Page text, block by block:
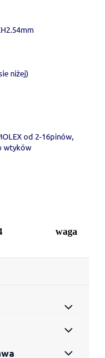
niżej)
od 2-16pinów,
wtyków
waga